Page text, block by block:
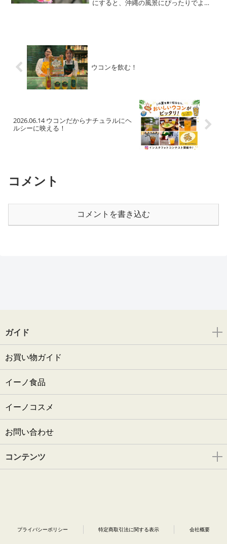
にすると、沖縄の風景にぴったりでより
ウコンを飲む！
2026.06.14 ウコンだからナチュラルにヘ
ルシーに映える！
コメント
コメントを書き込む
ガイド
お買い物ガイド
イーノ食品
イーノコスメ
お問い合わせ
コンテンツ
プライバシーポリシー 特定商取引法に関する表示 会社概要